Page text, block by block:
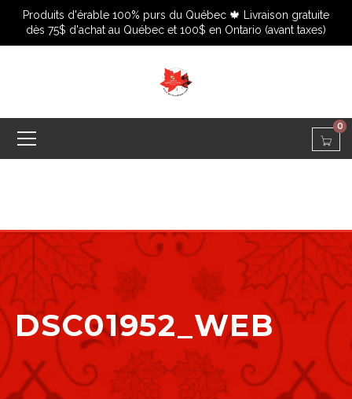
Produits d'érable 100% purs du Québec 🍁 Livraison gratuite
dès 75$ d'achat au Québec et 100$ en Ontario (avant taxes)
0
DSC01952_WEB